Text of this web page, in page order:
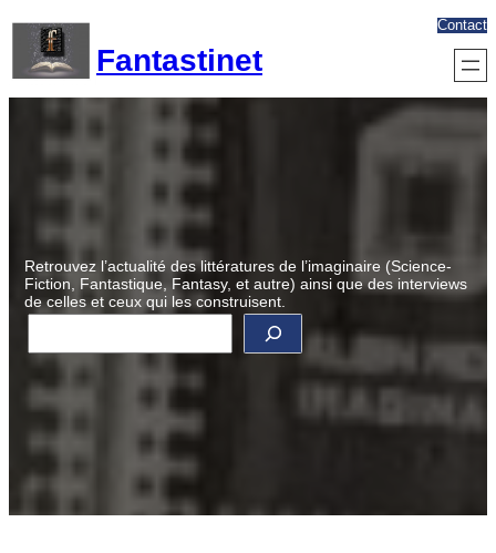
contenu
Fantastinet
Contact
Retrouvez l’actualité des littératures de l’imaginaire (Science-
Fiction, Fantastique, Fantasy, et autre) ainsi que des interviews
de celles et ceux qui les construisent.
R
c
e
r